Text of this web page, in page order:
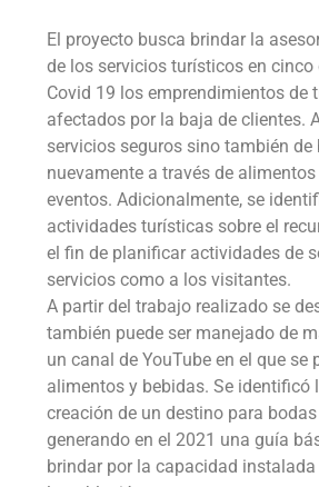
El proyecto busca brindar la
de los servicios turísticos en
Covid 19 los emprendimientos
afectados por la baja de clientes.
servicios seguros sino también
nuevamente a través de
eventos. Adicionalmente, se
actividades turísticas sobre el
el fin de planificar actividades de
servicios como a los visitantes.
A partir del trabajo realizado se
también puede ser manejado de
un canal de YouTube en el que
alimentos y bebidas. Se identificó
creación de un destino para
generando en el 2021 una guía
brindar por la capacidad